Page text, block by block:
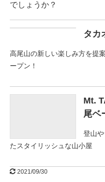
はじめてガイド
特集
でしょうか？
タカ
高尾山の新しい楽しみ方を提
ープン！
Mt.
尾ベ
登山
たスタイリッシュな山小屋
2021/09/30